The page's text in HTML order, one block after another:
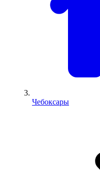
Чебоксары